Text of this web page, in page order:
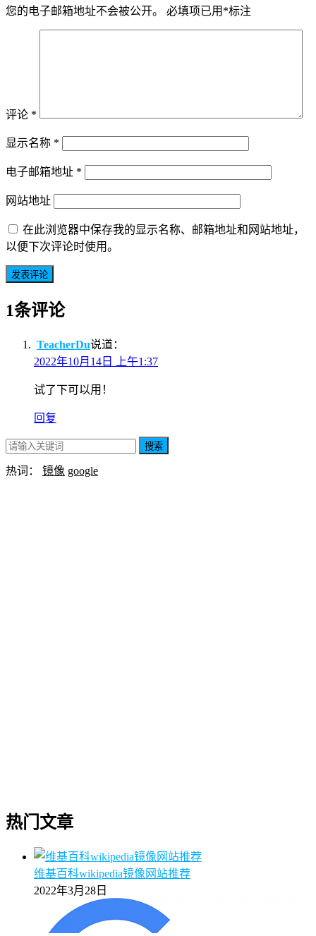
您的电子邮箱地址不会被公开。 必填项已用 *标注
评论 *
显示名称 *
电子邮箱地址 *
网站地址
在此浏览器中保存我的显示名称、邮箱地址和网站地址，
以便下次评论时使用。
1条评论
TeacherDu说道：
2022年10月14日 上午1:37
试了下可以用！
回复
搜索
热词： 镜像 google
热门文章
维基百科wikipedia镜像网站推荐
2022年3月28日